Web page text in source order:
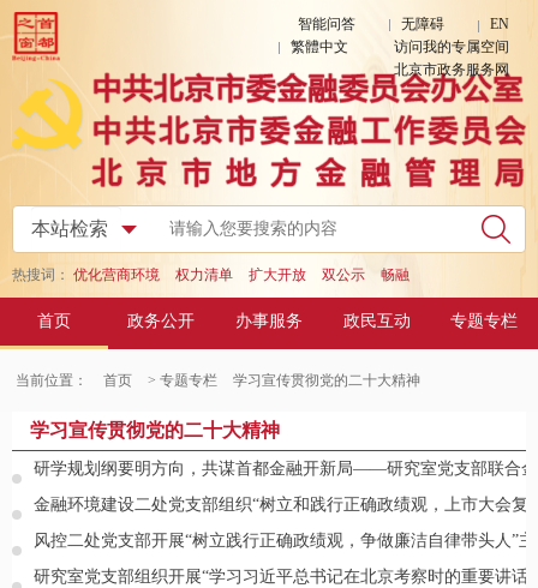
智能问答 无障碍
EN
繁體中文
访问我的专属空间
北京市政务服务网
热搜词： 优化营商环境 权力清单 扩大开放 双公示 畅融
首页 政务公开 办事服务 政民互动 专题专栏
当前位置： 首页 > 专题专栏 学习宣传贯彻党的二十大精神
学习宣传贯彻党的二十大精神
研学规划纲要明方向，共谋首都金融开新局——研究室党支部联合
金融环境建设二处党支部组织“树立和践行正确政绩观，上市大会复
风控二处党支部开展“树立践行正确政绩观，争做廉洁自律带头人”
研究室党支部组织开展“学习习近平总书记在北京考察时的重要讲话